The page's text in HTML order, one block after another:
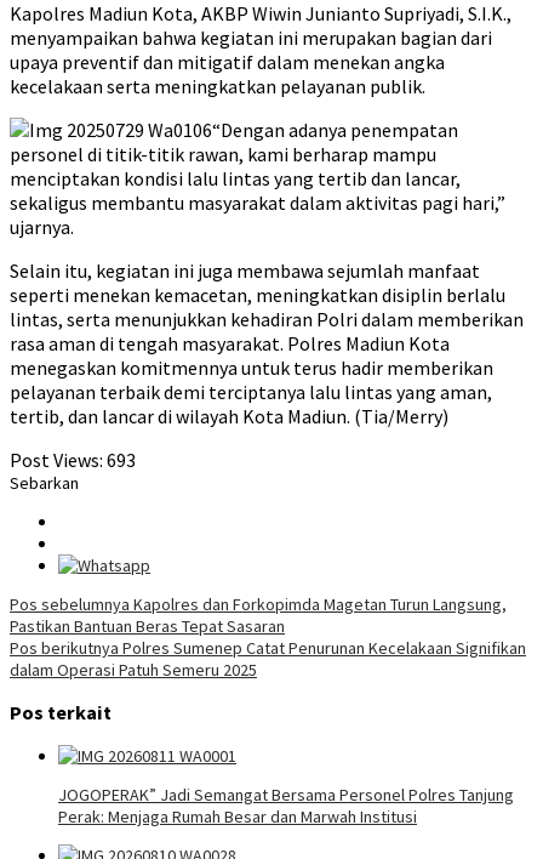
Kapolres Madiun Kota, AKBP Wiwin Junianto Supriyadi, S.I.K.,
menyampaikan bahwa kegiatan ini merupakan bagian dari
upaya preventif dan mitigatif dalam menekan angka
kecelakaan serta meningkatkan pelayanan publik.
“Dengan adanya penempatan
personel di titik-titik rawan, kami berharap mampu
menciptakan kondisi lalu lintas yang tertib dan lancar,
sekaligus membantu masyarakat dalam aktivitas pagi hari,”
ujarnya.
Selain itu, kegiatan ini juga membawa sejumlah manfaat
seperti menekan kemacetan, meningkatkan disiplin berlalu
lintas, serta menunjukkan kehadiran Polri dalam memberikan
rasa aman di tengah masyarakat. Polres Madiun Kota
menegaskan komitmennya untuk terus hadir memberikan
pelayanan terbaik demi terciptanya lalu lintas yang aman,
tertib, dan lancar di wilayah Kota Madiun. (Tia/Merry)
Post Views: 693
Sebarkan
Navigasi
pos
Pos sebelumnya Kapolres dan Forkopimda Magetan Turun Langsung,
Pastikan Bantuan Beras Tepat Sasaran
Pos berikutnya Polres Sumenep Catat Penurunan Kecelakaan Signifikan
dalam Operasi Patuh Semeru 2025
Pos terkait
JOGOPERAK” Jadi Semangat Bersama Personel Polres Tanjung
Perak: Menjaga Rumah Besar dan Marwah Institusi